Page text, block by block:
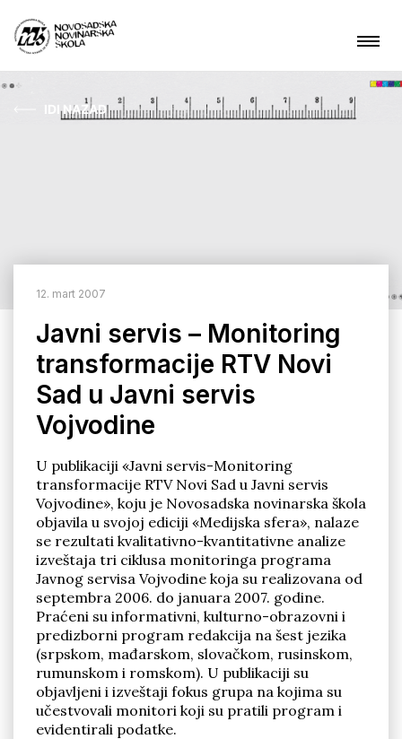
Aktuelnosti
Projekti
ARHIVA
Pronađi
IDI NAZAD
12. mart 2007
Javni servis – Monitoring
transformacije RTV Novi
Sad u Javni servis
Vojvodine
U publikaciji «Javni servis-Monitoring
transformacije RTV Novi Sad u Javni servis
Vojvodine», koju je Novosadska novinarska škola
objavila u svojoj ediciji «Medijska sfera», nalaze
se rezultati kvalitativno-kvantitativne analize
izveštaja tri ciklusa monitoringa programa
Javnog servisa Vojvodine koja su realizovana оd
septembra 2006. do januara 2007. godine.
Praćeni su informativni, kulturno-obrazovni i
predizborni program redakcija na šest jezika
(srpskom, mađarskom, slovačkom, rusinskom,
rumunskom i romskom). U publikaciji su
objavljeni i izveštaji fokus grupa na kojima su
učestvovali monitori koji su pratili program i
evidentirali podatke.